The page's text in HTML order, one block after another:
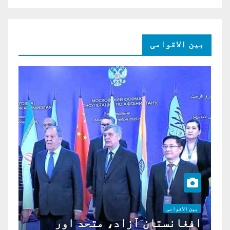
بین الاقوامی
بین الاقوامی
افغانستان آزاد، متحد اور